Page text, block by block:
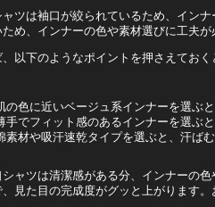
ツは袖口が絞られているため、イン
め、インナーの色や素材選びに工夫が
以下のようなポイントを押さえてお
の色に近いベージュ系インナーを選ぶ
手でフィット感のあるインナーを選ぶ
素材や吸汗速乾タイプを選ぶと、汗ば
シャツは清潔感がある分、インナーの
、見た目の完成度がグッと上がります